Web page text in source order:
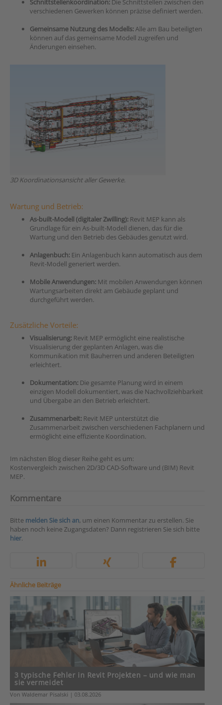
Schnittstellenkoordination: Die Schnittstellen zwischen den
verschiedenen Gewerken können präzise definiert werden.
Gemeinsame Nutzung des Modells:Alle am Bau beteiligten
können auf das gemeinsame Modell zugreifen und
Änderungen einsehen.
3D Koordinationsansicht aller Gewerke.
Wartung und Betrieb:
As-built-Modell (digitaler Zwilling): Revit MEP kann als
Grundlage für ein As-built-Modell dienen, das für die
Wartung und den Betrieb des Gebäudes genutzt wird.
Anlagenbuch: Ein Anlagenbuch kann automatisch aus dem
Revit-Modell generiert werden.
Mobile Anwendungen: Mit mobilen Anwendungen können
Wartungsarbeiten direkt am Gebäude geplant und
durchgeführt werden.
Zusätzliche Vorteile:
Visualisierung: Revit MEP ermöglicht eine realistische
Visualisierung der geplanten Anlagen, was die
Kommunikation mit Bauherren und anderen Beteiligten
erleichtert.
Dokumentation: Die gesamte Planung wird in einem
einzigen Modell dokumentiert, was die Nachvollziehbarkeit
und Übergabe an den Betrieb erleichtert.
Zusammenarbeit: Revit MEP unterstützt die
Zusammenarbeit zwischen verschiedenen Fachplanern und
ermöglicht eine effiziente Koordination.
Im nächsten Blog dieser Reihe geht es um:
Kostenvergleich zwischen 2D/3D CAD-Software und (BIM) Revit
MEP.
Kommentare
Bitte melden Sie sich an, um einen Kommentar zu erstellen. Sie
haben noch keine Zugangsdaten? Dann registrieren Sie sich bitte
hier.
Ähnliche Beiträge
3 typische Fehler in Revit Projekten – und wie man
sie vermeidet
Von Waldemar Pisalski | 03.08.2026